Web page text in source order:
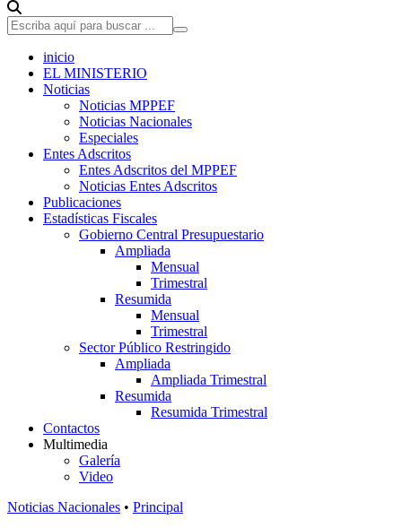
inicio
EL MINISTERIO
Noticias
Noticias MPPEF
Noticias Nacionales
Especiales
Entes Adscritos
Entes Adscritos del MPPEF
Noticias Entes Adscritos
Publicaciones
Estadísticas Fiscales
Gobierno Central Presupuestario
Ampliada
Mensual
Trimestral
Resumida
Mensual
Trimestral
Sector Público Restringido
Ampliada
Ampliada Trimestral
Resumida
Resumida Trimestral
Contactos
Multimedia
Galería
Video
Noticias Nacionales • Principal